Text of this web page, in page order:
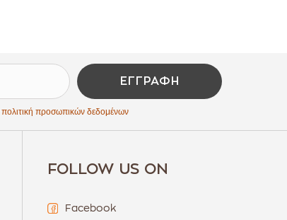
ΕΓΓΡΑΦΉ
πολιτική προσωπικών δεδομένων
FOLLOW US ON
Facebook